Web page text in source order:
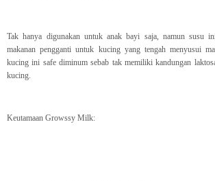
Tak hanya digunakan untuk anak bayi saja, namun susu
makanan pengganti untuk kucing yang tengah menyusui
kucing ini safe diminum sebab tak memiliki kandungan
kucing.
Keutamaan Growssy Milk: